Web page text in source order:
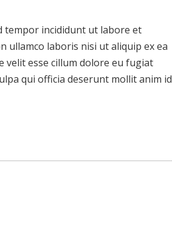
tempor incididunt ut labore et
ullamco laboris nisi ut aliquip ex ea
esse cillum dolore eu fugiat
qui officia deserunt mollit anim id